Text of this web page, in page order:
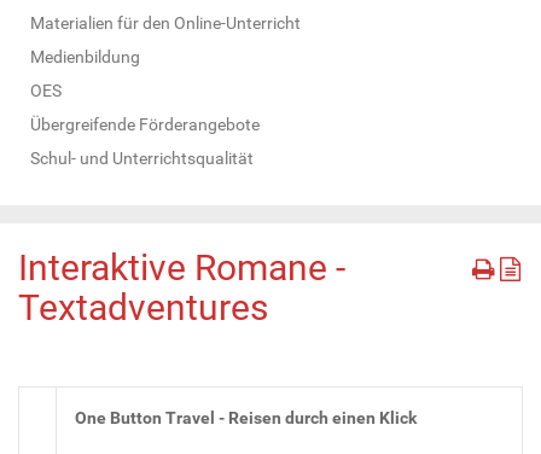
Materialien für den Online-Unterricht
Medienbildung
OES
Übergreifende Förderangebote
Schul- und Unterrichtsqualität
Interaktive Romane -
Textadventures
One Button Travel - Reisen durch einen Klick